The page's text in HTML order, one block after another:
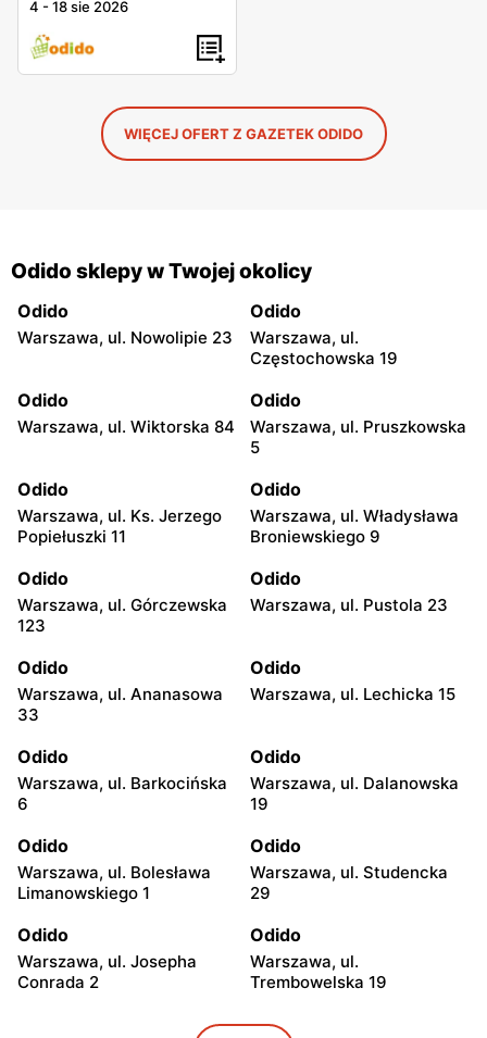
4 -18 sie 2026
WIĘCEJ OFERT Z GAZETEK ODIDO
Odido sklepy w Twojej okolicy
Odido
Warszawa, ul. Nowolipie 23
Odido
Warszawa, ul.
Częstochowska 19
Odido
Warszawa, ul. Wiktorska 84
Odido
Warszawa, ul. Pruszkowska
5
Odido
Warszawa, ul. Ks. Jerzego
Popiełuszki 11
Odido
Warszawa, ul. Władysława
Broniewskiego 9
Odido
Warszawa, ul. Górczewska
123
Odido
Warszawa, ul. Pustola 23
Odido
Warszawa, ul. Ananasowa
33
Odido
Warszawa, ul. Lechicka 15
Odido
Warszawa, ul. Barkocińska
6
Odido
Warszawa, ul. Dalanowska
19
Odido
Warszawa, ul. Bolesława
Limanowskiego 1
Odido
Warszawa, ul. Studencka
29
Odido
Warszawa, ul. Josepha
Conrada 2
Odido
Warszawa, ul.
Trembowelska 19
Odido